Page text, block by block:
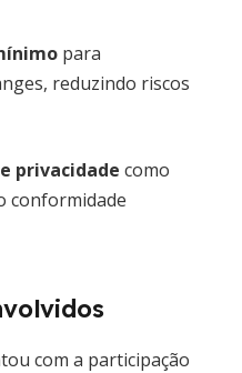
para
reduzindo riscos
privacidade como
conformidade
com a participação